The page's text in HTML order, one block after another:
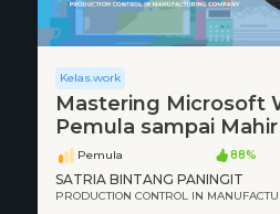
Kelas.work
Mastering Microsoft
Pemula sampai Mahir
Pemula 88%
SATRIA BINTANG PANINGIT
PRODUCTION CONTROL IN